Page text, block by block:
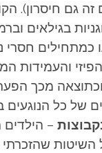
גם חיסרון).
בגילאים
כמתחילים חסרי
והעמידות
10 לעומת ילד בן 6 וכתוצאה
של כל הנוגעים
– הילדים
שהזכרתי